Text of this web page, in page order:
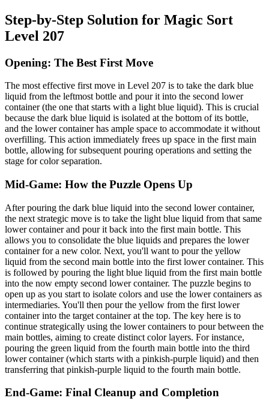
Step-by-Step Solution for Magic Sort
Level 207
Opening: The Best First Move
The most effective first move in Level 207 is to take the dark blue
liquid from the leftmost bottle and pour it into the second lower
container (the one that starts with a light blue liquid). This is crucial
because the dark blue liquid is isolated at the bottom of its bottle,
and the lower container has ample space to accommodate it without
overfilling. This action immediately frees up space in the first main
bottle, allowing for subsequent pouring operations and setting the
stage for color separation.
Mid-Game: How the Puzzle Opens Up
After pouring the dark blue liquid into the second lower container,
the next strategic move is to take the light blue liquid from that same
lower container and pour it back into the first main bottle. This
allows you to consolidate the blue liquids and prepares the lower
container for a new color. Next, you'll want to pour the yellow
liquid from the second main bottle into the first lower container. This
is followed by pouring the light blue liquid from the first main bottle
into the now empty second lower container. The puzzle begins to
open up as you start to isolate colors and use the lower containers as
intermediaries. You'll then pour the yellow from the first lower
container into the target container at the top. The key here is to
continue strategically using the lower containers to pour between the
main bottles, aiming to create distinct color layers. For instance,
pouring the green liquid from the fourth main bottle into the third
lower container (which starts with a pinkish-purple liquid) and then
transferring that pinkish-purple liquid to the fourth main bottle.
End-Game: Final Cleanup and Completion